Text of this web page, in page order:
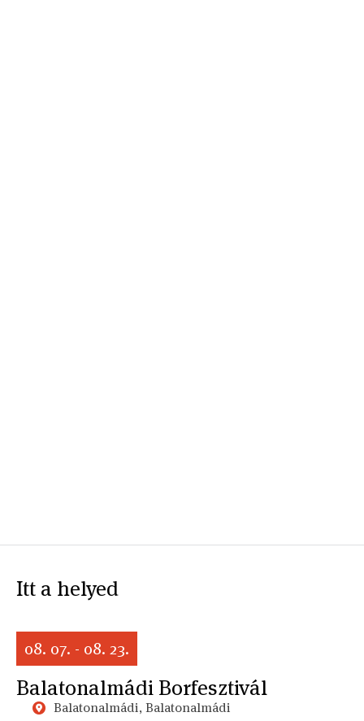
Itt a helyed
08. 07. - 08. 23.
Balatonalmádi Borfesztivál
Balatonalmádi, Balatonalmádi